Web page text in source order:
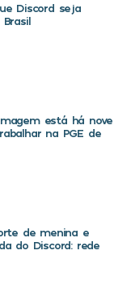
Discord seja
está há nove
na PGE de
de menina e
do Discord: rede